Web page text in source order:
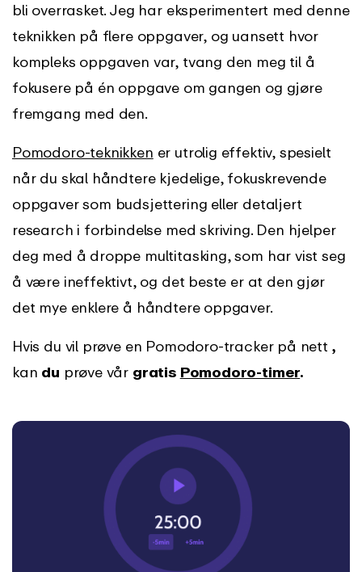
bli overrasket. Jeg har eksperimentert med denne
teknikken på flere oppgaver, og uansett hvor
kompleks oppgaven var, tvang den meg til å
fokusere på én oppgave om gangen og gjøre
fremgang med den.
Pomodoro-teknikken er utrolig effektiv, spesielt
når du skal håndtere kjedelige, fokuskrevende
oppgaver som budsjettering eller detaljert
research i forbindelse med skriving. Den hjelper
deg med å droppe multitasking, som har vist seg
å være ineffektivt, og det beste er at den gjør
det mye enklere å håndtere oppgaver.
Hvis du vil prøve en Pomodoro-tracker på nett ,
kan du prøve vår gratis Pomodoro-timer.